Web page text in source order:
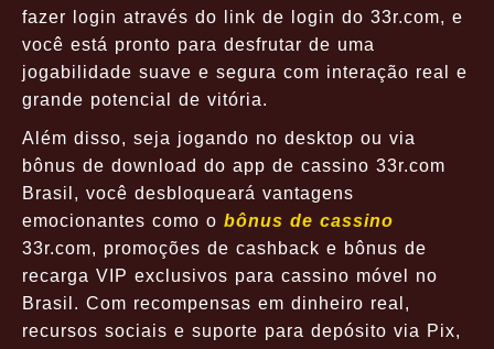
fazer login através do link de login do 33r.com, e
você está pronto para desfrutar de uma
jogabilidade suave e segura com interação real e
grande potencial de vitória.
Além disso, seja jogando no desktop ou via
bônus de download do app de cassino 33r.com
Brasil, você desbloqueará vantagens
emocionantes como o bônus de cassino
33r.com, promoções de cashback e bônus de
recarga VIP exclusivos para cassino móvel no
Brasil. Com recompensas em dinheiro real,
recursos sociais e suporte para depósito via Pix,